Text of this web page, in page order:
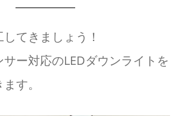
てきましょう！
サー対応のLEDダウンライトを
す。